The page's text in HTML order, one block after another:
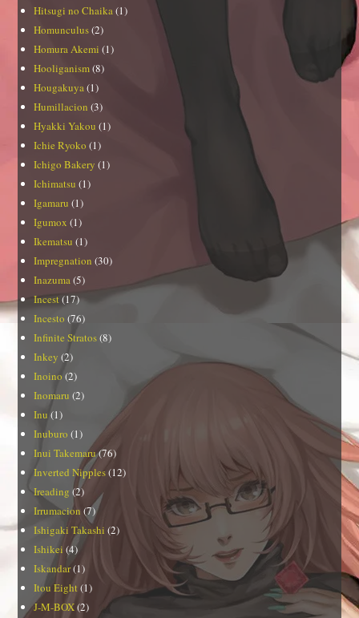
Hitsugi no Chaika(1)
Homunculus(2)
Homura Akemi (1)
Hooliganism(8)
Hougakuya(1)
Humillacion (3)
Hyakki Yakou (1)
Ichie Ryoko (1)
Ichigo Bakery (1)
Ichimatsu (1)
Igamaru (1)
Igumox (1)
Ikematsu (1)
Impregnation (30)
Inazuma(5)
Incest(17)
Incesto (76)
Infinite Stratos(8)
Inkey (2)
Inoino (2)
Inomaru (2)
Inu (1)
Inuburo (1)
Inui Takemaru(76)
Inverted Nipples(12)
Ireading (2)
Irrumacion (7)
Ishigaki Takashi (2)
Ishikei (4)
Iskandar(1)
Itou Eight (1)
J-M-BOX(2)